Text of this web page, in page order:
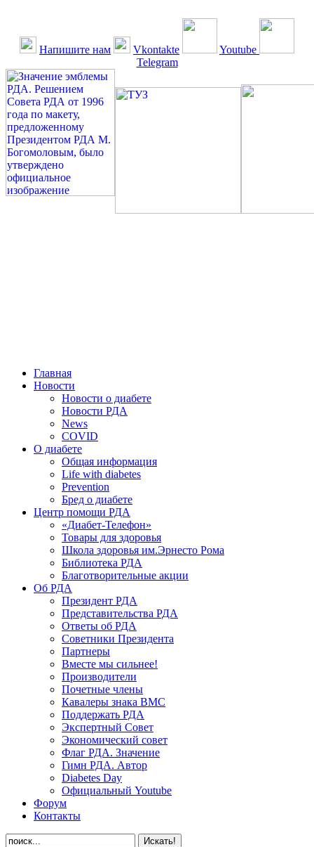
Напишите нам Vkontakte
Youtube
Telegram
Главная
Новости
Новости о диабете
Новости РДА
News
COVID
О диабете
Общая информация
Life with diabetes
Prevention
Бред о диабете
Центр помощи РДА
«Диабет-Телефон»
Товары для здоровья
Школа здоровья им.Эрнесто Рома
Библиотека РДА
Благотворительные акции
Об РДА
Президент РДА
Представительства РДА
Ответы об РДА
Советники Президента
Партнеры
Вместе мы сильнее!
Производители
Почетные члены
Кавалеры знака ВМС
Поддержать РДА
Экспертный Совет
Экономический совет
Флаг РДА. Значение
Гимн РДА. Автор
Diabetes Day
Официальный Youtube
Форум
Контакты